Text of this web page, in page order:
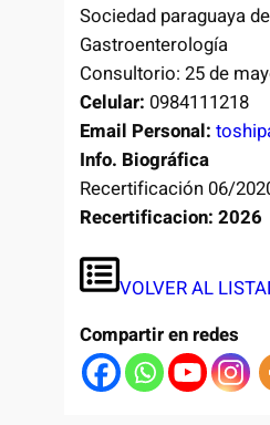
Sociedad paraguaya de
Gastroenterología
Consultorio: 25 de
Celular: 0984111218
Email Personal:
Info. Biográfica
Recertificación 06/
Recertificacion: 2026
VOLVER AL
Compartir en redes